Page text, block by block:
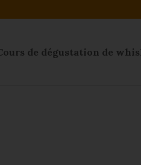
de dégustation de